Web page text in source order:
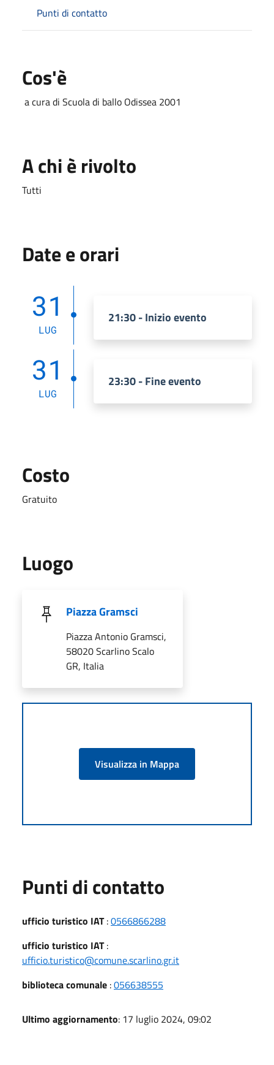
Punti di contatto
Cos'è
a cura di Scuola di ballo Odissea 2001
A chi è rivolto
Tutti
Date e orari
31
LUG
21:30 - Inizio evento
31
LUG
23:30 - Fine evento
Costo
Gratuito
Luogo
Piazza Gramsci
Piazza Antonio Gramsci,
58020 Scarlino Scalo
GR, Italia
Visualizza in Mappa
Punti di contatto
ufficio turistico IAT:0566866288
ufficio turistico IAT:
ufficio.turistico@comune.scarlino.gr.it
biblioteca comunale :056638555
Ultimo aggiornamento: 17 luglio 2024, 09:02